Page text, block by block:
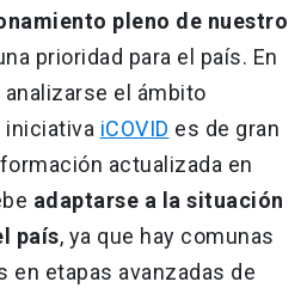
pleno de nuestro
prioridad para el país. En
el ámbito
iniciativa iCOVID es de gran
actualizada en
adaptarse a la situación
país, ya que hay comunas
en etapas avanzadas de